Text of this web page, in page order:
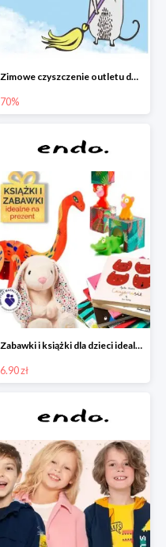
Zimowe czyszczenie outletu do -70%
70%
Zabawki i książki dla dzieci idealne na prezent w Endo od 6,90 zł
6.90 zł